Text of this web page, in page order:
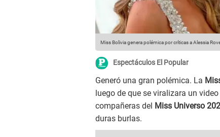
Miss Bolivia genera polémica por críticas a Alessia
Espectáculos El Popular
Generó una gran polémica. La
luego de que se viralizara un
compañeras del Miss Universo
duras burlas.